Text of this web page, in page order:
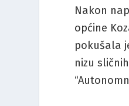
Nakon
općine
pokušala
nizu